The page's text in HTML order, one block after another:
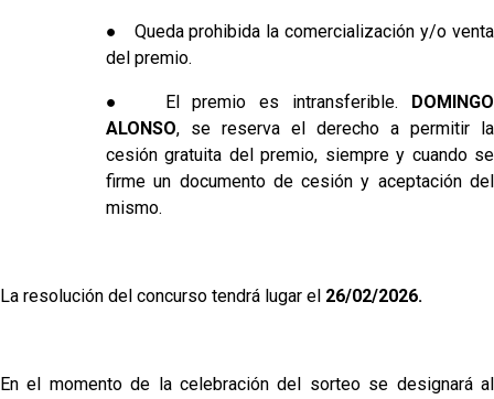
● Queda prohibida la comercialización y/o venta
del premio.
● El premio es intransferible. DOMINGO
ALONSO, se reserva el derecho a permitir la
cesión gratuita del premio, siempre y cuando se
firme un documento de cesión y aceptación del
mismo.
La resolución del concurso tendrá lugar el 26/02/2026.
En el momento de la celebración del sorteo se designará al